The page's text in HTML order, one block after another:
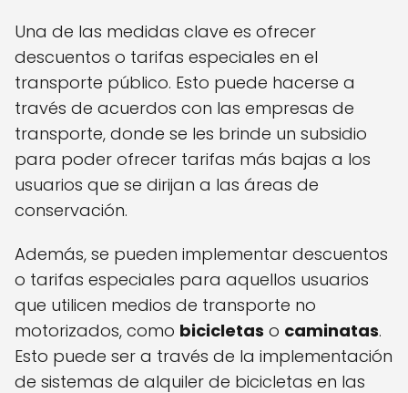
Una de las medidas clave es ofrecer
descuentos o tarifas especiales en el
transporte público. Esto puede hacerse a
través de acuerdos con las empresas de
transporte, donde se les brinde un subsidio
para poder ofrecer tarifas más bajas a los
usuarios que se dirijan a las áreas de
conservación.
Además, se pueden implementar descuentos
o tarifas especiales para aquellos usuarios
que utilicen medios de transporte no
motorizados, como bicicletas o caminatas.
Esto puede ser a través de la implementación
de sistemas de alquiler de bicicletas en las